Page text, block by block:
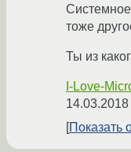
тоже
Ты из
I-Love-
Показать